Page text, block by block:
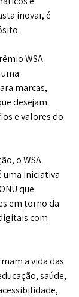
inovar, é
WSA
marcas,
desejam
e valores do
o WSA
uma iniciativa
que
em torno da
com
a vida das
saúde,